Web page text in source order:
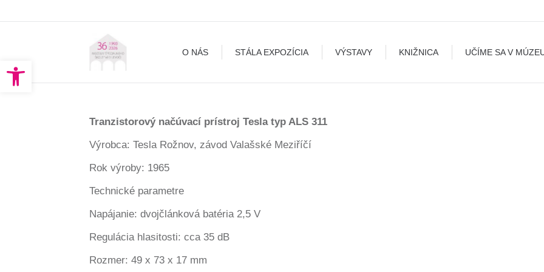
Open toolbar
O NÁS STÁLA EXPOZÍCIA VÝSTAVY KNIŽNICA UČÍME SA V
Tranzistorový načúvací prístroj Tesla typ ALS 311
Výrobca: Tesla Rožnov, závod Valašské Meziříčí
Rok výroby: 1965
Technické parametre
Napájanie: dvojčlánková batéria 2,5 V
Regulácia hlasitosti: cca 35 dB
Rozmer: 49 x 73 x 17 mm
O NÁS STÁLA EXPOZÍCIA VÝSTAVY KNIŽNICA UČÍME SA V MÚZEU